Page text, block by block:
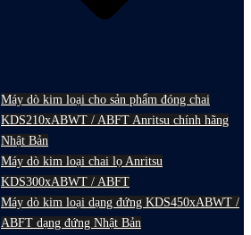
Máy dò kim loại cho sản phẩm đóng chai
KDS210xABWT / ABFT Anritsu chính hãng
Nhật Bản
Máy dò kim loại chai lọ Anritsu
KDS300xABWT / ABFT
Máy dò kim loại dạng đứng KDS450xABWT /
ABFT dạng đứng Nhật Bản